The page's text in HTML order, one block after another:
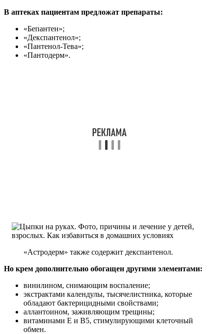
В аптеках пациентам предложат препараты:
«Бепантен»;
«Декспантенол»;
«Пантенол-Тева»;
«Пантодерм».
«Астродерм» также содержит декспантенол.
Но крем дополнительно обогащен другими элементами:
винилином, снимающим воспаление;
экстрактами календулы, тысячелистника, которые
обладают бактерицидными свойствами;
аллантоином, заживляющим трещины;
витаминами Е и В5, стимулирующими клеточный
обмен.